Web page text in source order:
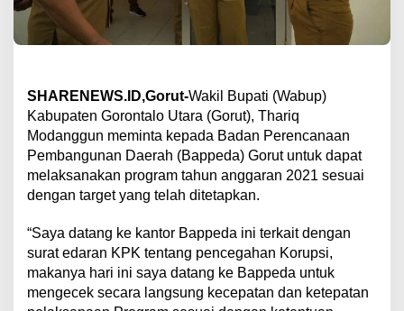
SHARENEWS.ID,Gorut-Wakil Bupati (Wabup)
Kabupaten Gorontalo Utara (Gorut), Thariq
Modanggun meminta kepada Badan Perencanaan
Pembangunan Daerah (Bappeda) Gorut untuk dapat
melaksanakan program tahun anggaran 2021 sesuai
dengan target yang telah ditetapkan.
“Saya datang ke kantor Bappeda ini terkait dengan
surat edaran KPK tentang pencegahan Korupsi,
makanya hari ini saya datang ke Bappeda untuk
mengecek secara langsung kecepatan dan ketepatan